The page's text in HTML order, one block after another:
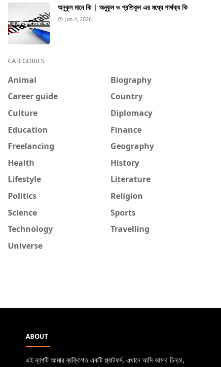
অনুকূল মানে কি | অনুকূল ও প্রতিকূল এর মধ্যে পার্থক্য কি
Jun 4, 2026
CATEGORIES
Animal
Biography
Career guide
Country
Culture
Diplomacy
Education
Finance
Freelancing
Geography
Health
History
Lifestyle
Literature
Politics
Religion
Science
Sports
Technology
Travelling
Universe
ABOUT
এই ব্লগটি আমার ব্যক্তিগত একটি প্ল্যাটফর্ম, এখানে আমি আমার চিন্তা,